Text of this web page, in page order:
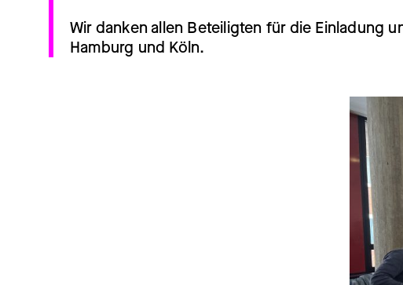
Wir danken allen Beteiligten für die Einladung
Hamburg und Köln.